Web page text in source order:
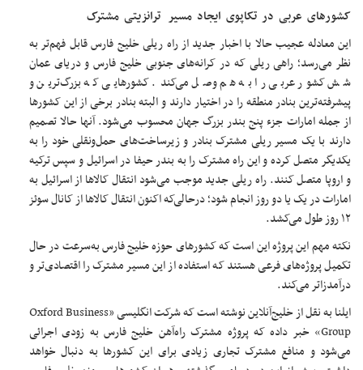
کشورهای عربی در تکاپوی ایجاد مسیر ترانزیتی مشترک
این معادله عجیب حالا با اخبار جدید از راه ریلی خلیج فارس قابل فهم‌تر به
نظر می‌رسد؛ راهی ریلی که در کرانه‌های جنوبی خلیج فارس و دریای عمان
شش کشور عربی را به هم وصل می‌کند. کشورهایی که بزرگ‌ترین و
پیشرفته‌ترین بنادر منطقه را در اختیار دارند و البته بنادر برخی از این کشورها
از جمله امارات جزء پنج بندر بزرگ جهان محسوب می‌شود. آنها حالا تصمیم
دارند با یک مسیر ریلی مشترک بنادر و زیرساخت‌های حمل‌ونقلی خود را به
یکدیگر متصل کرده و این راه مشترک را به بندر حیفا در اسرائیل و سپس ترکیه
و اروپا متصل کنند. راه ریلی جدید موجب می‌شود انتقال کالاها از اسرائیل به
امارات در یک یا دو روز انجام شود؛ درحالی‌که اکنون انتقال کالاها از کانال سوئز
۱۲ روز طول می‌کشد.
نکته مهم این پروژه این است که کشورهای حوزه خلیج فارس به‌سرعت در حال
تکمیل پروژه‌های فرعی هستند که استفاده از این مسیر مشترک را اقتصادی‌تر و
درآمدزاتر می‌کند.
ایلنا به نقل از خلیج‌آنلاین نوشته است که شرکت انگلیسی «Oxford Business
Group» خبر داده که پروژه مشترک راه‌آهن خلیج فارس به زودی اجرائی
می‌شود و منافع مشترک تجاری زیادی برای این کشورها به دنبال خواهد